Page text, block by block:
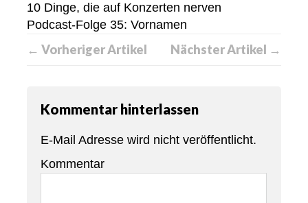
10 Dinge, die auf Konzerten nerven
Podcast-Folge 35: Vornamen
← Vorheriger Artikel Nächster Artikel →
Kommentar hinterlassen
E-Mail Adresse wird nicht veröffentlicht.
Kommentar